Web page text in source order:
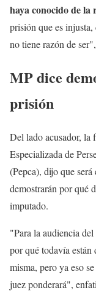
haya conocido de la
prisión que es
no tiene razón de
MP dice
prisión
Del lado acusador, la
Especializada de
(Pepca), dijo que
demostrarán por qué
imputado.
"Para la audiencia
por qué todavía están
misma, pero ya eso
juez ponderará",